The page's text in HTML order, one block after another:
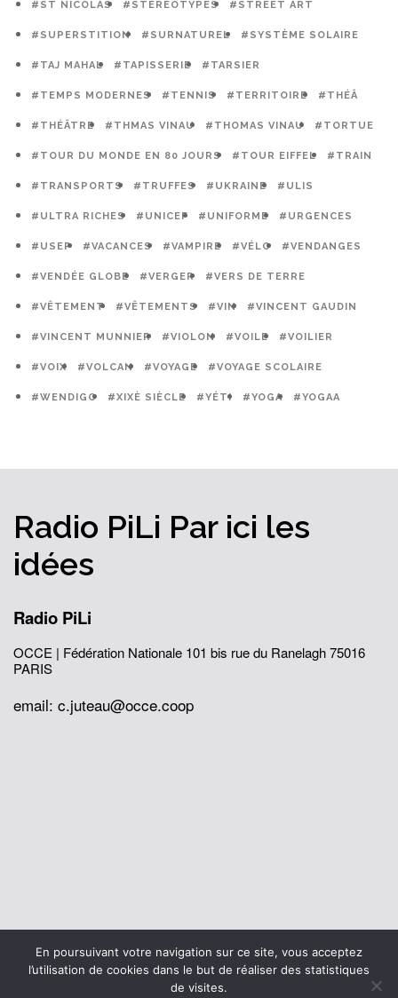
#ST NICOLAS #STÉRÉOTYPES #STREET ART
#SUPERSTITION #SURNATUREL #SYSTÈME SOLAIRE
#TAJ MAHAL #TAPISSERIE #TARSIER
#TEMPS MODERNES #TENNIS #TERRITOIRE #THÉÂ
#THÉÂTRE #THMAS VINAU #THOMAS VINAU #TORTUE
#TOUR DU MONDE EN 80 JOURS #TOUR EIFFEL #TRAIN
#TRANSPORTS #TRUFFES #UKRAINE #ULIS
#ULTRA RICHES #UNICEF #UNIFORME #URGENCES
#USEP #VACANCES #VAMPIRE #VÉLO #VENDANGES
#VENDÉE GLOBE #VERGER #VERS DE TERRE
#VÊTEMENT #VÊTEMENTS #VIN #VINCENT GAUDIN
#VINCENT MUNNIER #VIOLON #VOILE #VOILIER
#VOIX #VOLCAN #VOYAGE #VOYAGE SCOLAIRE
#WENDIGO #XIXÈ SIÈCLE #YÉTI #YOGA #YOGAA
Radio PiLi Par ici les
idées
Radio PiLi
OCCE | Fédération Nationale 101 bis rue du Ranelagh75016
PARIS
email: c.juteau@occe.coop
© 2026 Office Central de la Coopération à l'École
Mentions légales
Politique de confidentialité
L’histoire de I’OCCE
En poursuivant votre navigation sur ce site, vous acceptez
l’utilisation de cookies dans le but de réaliser des statistiques
de visites.